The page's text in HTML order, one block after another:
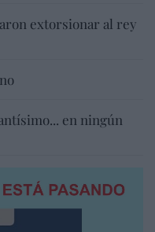
extorsionar al rey
en ningún